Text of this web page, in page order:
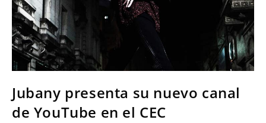
Jubany presenta su nuevo canal
de YouTube en el CEC